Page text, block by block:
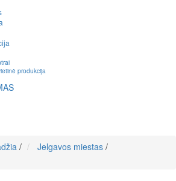
produkcija
/ Jelgavos miestas /